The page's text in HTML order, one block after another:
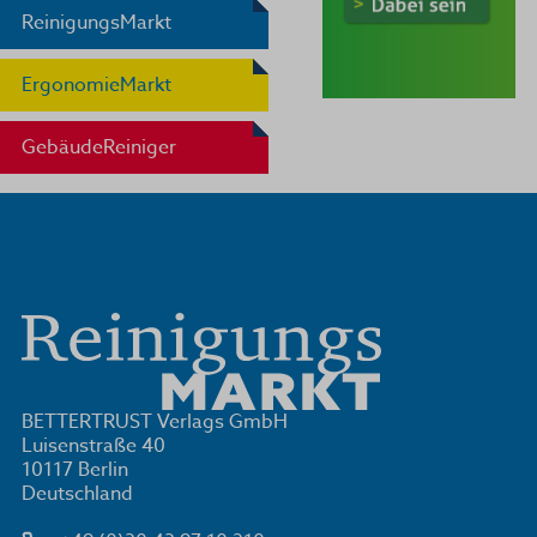
BETTERTRUST Verlags GmbH
Luisenstraße 40
10117 Berlin
Deutschland
ReinigungsMarkt
ErgonomieMarkt
GebäudeReiniger